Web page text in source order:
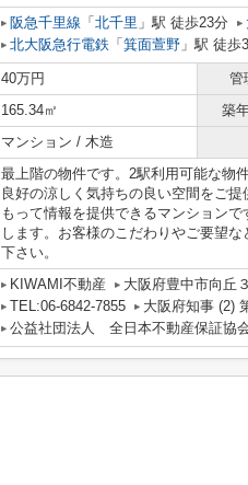
阪急千里線 「 北千里 」駅 徒歩23分
北大阪急行電鉄 「 箕面萱野 」駅 徒歩
40万円 管
165.34㎡ 築
マンション / 木造
最上階の物件です。2駅利用可能な物
良好の涼しく気持ちの良い空間をご
もって情報を提供できるマンション
します。お客様のこだわりやご要望
下さい。
KIWAMI不動産
大阪府豊中市向丘
TEL:06-6842-7855
大阪府知事 (2)
公益社団法人 全日本不動産保証協